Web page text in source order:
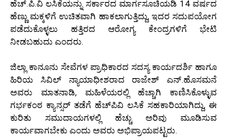
ಹೆಚ್.ಪಿ.ವಿ ಲಸಿಕೆಯನ್ನು ಸರ್ಕಾರದ ಮಾರ್ಗಸೂಚಿಯಡಿ 14 ವರ್ಷದ
ಹೆಣ್ಣು ಮಕ್ಕಳಿಗೆ ಉಚಿತವಾಗಿ ಹಾಕಲಾಗುತ್ತಿದ್ದು, ಇದರ ಸದುಪಯೋಗ
ಪಡೆದುಕೊಳ್ಳಲು ಹತ್ತಿರದ ಆರೋಗ್ಯ ಕೇಂದ್ರಗಳಿಗೆ ಭೇಟಿ
ನೀಡಬಹುದು ಎಂದರು.
ಜಿಲ್ಲಾ ಕಾನೂನು ಸೇವೆಗಳ ಪ್ರಾಧಿಕಾರದ ಸದಸ್ಯ ಕಾರ್ಯದರ್ಶಿ ಹಾಗೂ
ಹಿರಿಯ ಸಿವಿಲ್ ನ್ಯಾಯಾಧೀಶರಾದ ರಾಜೇಶ್ ಎನ್.ಹೊಸಮನೆ
ಅವರು ಮಾತನಾಡಿ, ಮಹಿಳೆಯರಲ್ಲಿ ಹೆಚ್ಚಾಗಿ ಕಾಣಿಸಿಕೊಳ್ಳುವ
ಗರ್ಭಕಂಠ ಕ್ಯಾನ್ಸರ್ ತಡೆಗೆ ಹೆಚ್‌ಪಿವಿ ಲಸಿಕೆ ಸಹಕಾರಿಯಾಗಿದ್ದು, ಈ
ಕುರಿತು ಸಮುದಾಯಗಳಲ್ಲಿ ಹೆಚ್ಚು ಅರಿವು ಮೂಡಿಸುವ
ಕಾರ್ಯವಾಗಬೇಕು ಎಂದು ಅವರು ಅಭಿಪ್ರಾಯಪಟ್ಟರು.